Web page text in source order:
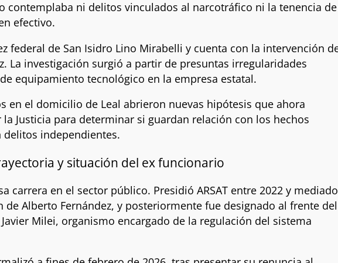
contemplaba ni delitos vinculados al narcotráfico ni la tenencia de
efectivo.
federal de San Isidro Lino Mirabelli y cuenta con la intervención
La investigación surgió a partir de presuntas irregularidades
equipamiento tecnológico en la empresa estatal.
en el domicilio de Leal abrieron nuevas hipótesis que ahora
Justicia para determinar si guardan relación con los hechos
independientes.
y situación del ex funcionario
carrera en el sector público. Presidió ARSAT entre 2022 y
de Alberto Fernández, y posteriormente fue designado al frente del
Milei, organismo encargado de la regulación del sistema